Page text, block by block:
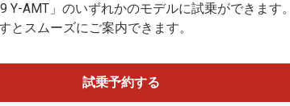
Y-AMT」のいずれかのモデルに試乗ができます。
とスムーズにご案内できます。
試乗予約する